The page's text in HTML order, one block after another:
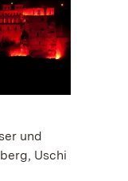
und
Uschi